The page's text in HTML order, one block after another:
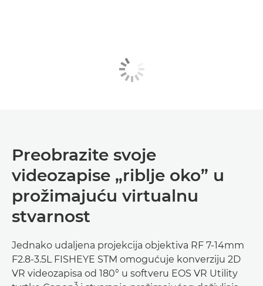
Preobrazite svoje
videozapise „riblje oko” u
prožimajuću virtualnu
stvarnost
Jednako udaljena projekcija objektiva RF 7-14mm
F2.8-3.5L FISHEYE STM omogućuje konverziju 2D
VR videozapisa od 180° u softveru EOS VR Utility